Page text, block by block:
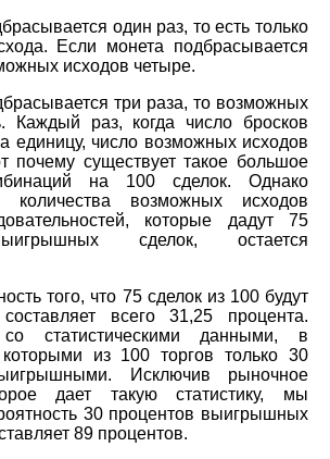
один раз, то есть только
Если монета подбрасывается
исходов четыре.
три раза, то возможных
Каждый раз, когда число бросков
единицу, число возможных исходов
почему существует такое большое
на 100 сделок. Однако
количества возможных исходов
которые дадут 75
сделок, остается
того, что 75 сделок из 100 будут
всего 31,25 процента.
статистическими данными, в
которыми из 100 торгов только 30
Исключив рыночное
дает такую статистику, мы
30 процентов выигрышных
89 процентов.